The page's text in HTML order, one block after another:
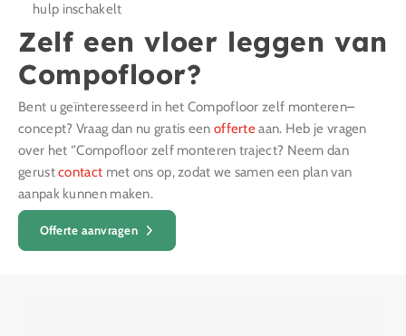
hulp inschakelt
Zelf een vloer leggen van
Compofloor?
Bent u geïnteresseerd in het Compofloor zelf monteren–
concept? Vraag dan nu gratis een offerteaan. Heb je vragen
over het ‘’Compofloor zelf monteren traject? Neem dan
gerustcontact met ons op, zodat we samen een plan van
aanpak kunnen maken.
Offerte aanvragen